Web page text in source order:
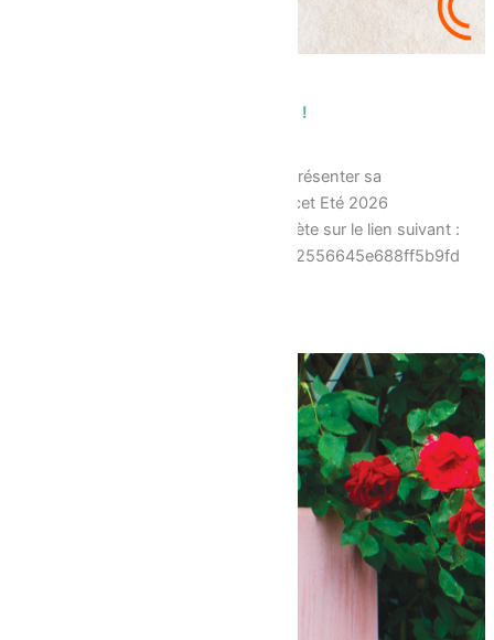
Les Vacances d’été au CSC Ragon !
Le CSC Ragon a le plaisir de vous présenter sa
programmation des Vcances pour cet Eté 2026
Retrouvez la programmation complète sur le lien suivant :
https://www.calameo.com/read/002556645e688ff5b9fd